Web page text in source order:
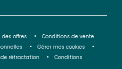
offres
Conditions de vente
Gérer mes cookies
de rétractation
Conditions